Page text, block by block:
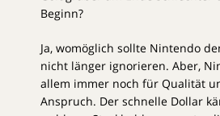
Beginn?
Ja, womöglich sollte Nintendo
nicht länger ignorieren. Aber,
allem immer noch für Qualität
Anspruch. Der schnelle Dollar